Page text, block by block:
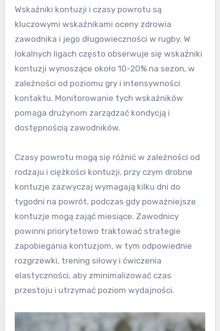
Wskaźniki kontuzji i czasy powrotu są
kluczowymi wskaźnikami oceny zdrowia
zawodnika i jego długowieczności w rugby. W
lokalnych ligach często obserwuje się wskaźniki
kontuzji wynoszące około 10-20% na sezon, w
zależności od poziomu gry i intensywności
kontaktu. Monitorowanie tych wskaźników
pomaga drużynom zarządzać kondycją i
dostępnością zawodników.
Czasy powrotu mogą się różnić w zależności od
rodzaju i ciężkości kontuzji, przy czym drobne
kontuzje zazwyczaj wymagają kilku dni do
tygodni na powrót, podczas gdy poważniejsze
kontuzje mogą zająć miesiące. Zawodnicy
powinni priorytetowo traktować strategie
zapobiegania kontuzjom, w tym odpowiednie
rozgrzewki, trening siłowy i ćwiczenia
elastyczności, aby zminimalizować czas
przestoju i utrzymać poziom wydajności.